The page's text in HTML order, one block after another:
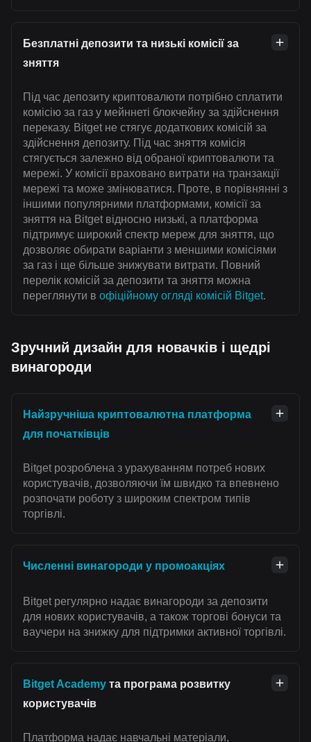
Безплатні депозити та низькі комісії за
зняття
Під час депозиту криптовалюти потрібно сплатити
комісію за газ у мейннеті блокчейну за здійснення
переказу. Bitget не стягує додаткових комісій за
здійснення депозиту. Під час зняття комісія
стягується залежно від обраної криптовалюти та
мережі. У комісії враховано витрати на транзакції
мережі та може змінюватися. Проте, в порівнянні з
іншими популярними платформами, комісії за
зняття на Bitget відносно низькі, а платформа
підтримує широкий спектр мереж для зняття, що
дозволяє обирати варіанти з меншими комісіями
за газ і ще більше знижувати витрати. Повний
перелік комісій за депозити та зняття можна
переглянути в офіційному огляді комісій Bitget.
Зручний дизайн для новачків і щедрі
винагороди
Найзручніша криптовалютна платформа
для початківців
Bitget розроблена з урахуванням потреб нових
користувачів, дозволяючи їм швидко та впевнено
розпочати роботу з широким спектром типів
торгівлі.
Численні винагороди у промоакціях
Bitget регулярно надає винагороди за депозити
для нових користувачів, а також торгові бонуси та
ваучери на знижку для підтримки активної торгівлі.
Bitget Academy та програма розвитку
користувачів
Платформа надає навчальні матеріали,